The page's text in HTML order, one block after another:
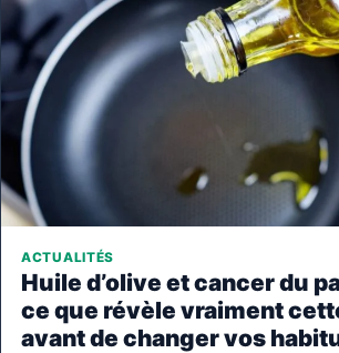
ACTUALITÉS
Huile d’olive et cancer du
ce que révèle vraiment
avant de changer vos